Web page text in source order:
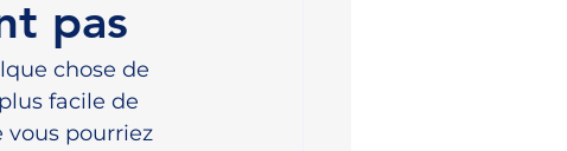
pas
chose de
facile de
pourriez